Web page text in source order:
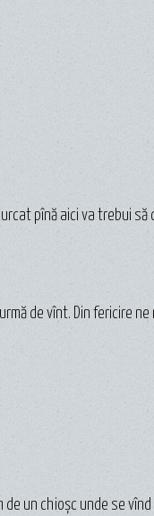
pînă aici va trebui să
de vînt. Din fericire
de un chioșc unde se